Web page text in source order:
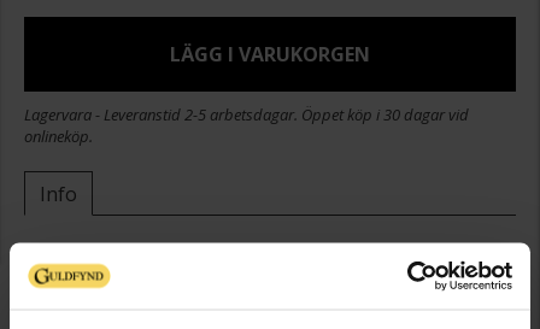
LÄGG I VARUKORGEN
Lagervara - Leveranstid 2-5 arbetsdagar. Öppet köp i 30 dagar vid
onlineköp.
Info
Höjd ca (mm)